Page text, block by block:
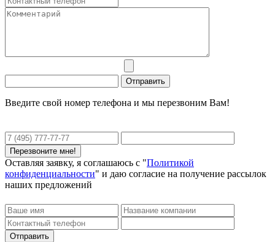
Введите свой номер телефона и мы перезвоним Вам!
Оставляя заявку, я соглашаюсь с "Политикой
конфиденциальности" и даю согласие на получение рассылок
наших предложений